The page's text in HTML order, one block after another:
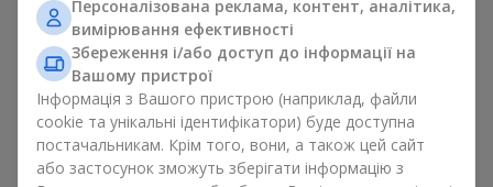
для будь-якого віку і статі, а їх склад можна
адаптувати під будь-який захід.
Масові квіткові уподобання. Півонії, тюльпани,
ромашки — популярні букети, що залишаються
привабливими для покупців. Вони не тільки мають
чудовий вигляд. Такі популярні букети відображають
атмосферу свіжості та природної краси.
Популярні квіти для букетів часто змінюються залежно від
Персоналізована реклама, контент, аналітика,
вимірювання ефективності
Збереження і/або доступ до інформації на
Вашому пристрої
Інформація з Вашого пристрою (наприклад, файли
cookie та унікальні ідентифікатори) буде доступна
постачальникам. Крім того, вони, а також цей сайт
або застосунок зможуть зберігати інформацію з